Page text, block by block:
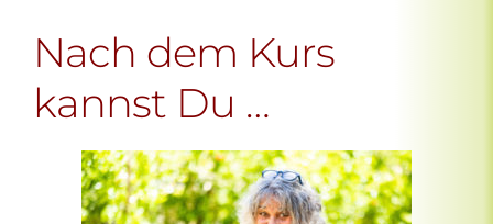
Nach dem Kurs
kannst Du …